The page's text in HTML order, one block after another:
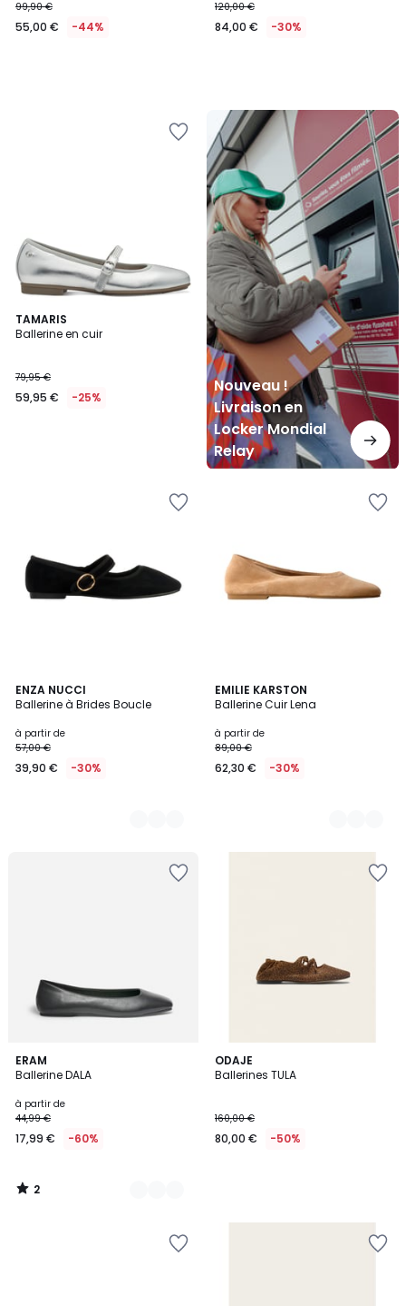
99,90 €
55,00 € -44%
120,00 €
84,00 € -30%
TAMARIS
Ballerine en cuir
79,95 €
59,95 € -25%
Nouveau !
Livraison en
Locker Mondial
Relay
Nouveau
Livraison
en
Locker
Mondial
Relay
ENZA NUCCI
Ballerine à Brides Boucle
à partir de
57,00 €
39,90 € -30%
3
Couleurs
EMILIE KARSTON
Ballerine Cuir Lena
à partir de
89,00 €
62,30 € -30%
2
Couleurs
ERAM
Ballerine DALA
à partir de
44,99 €
17,99 € -60%
2
/
2
Couleurs
2
/
ODAJE
Ballerines TULA
160,00 €
80,00 € -50%